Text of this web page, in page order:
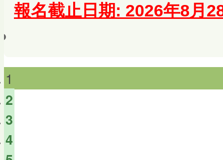
報名截止日期: 2026年8月
1
2
3
4